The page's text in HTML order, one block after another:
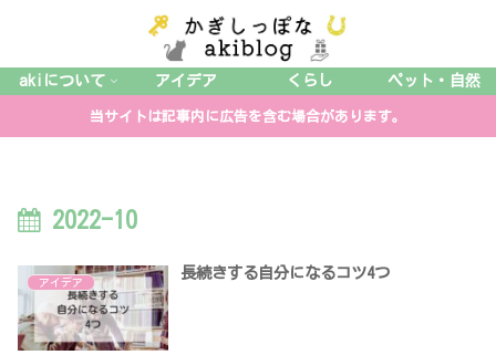
akiについて アイデア くらし ペット・自然
当サイトは記事内に広告を含む場合があります。
2022-10
アイデア
長続きする自分になるコツ4つ